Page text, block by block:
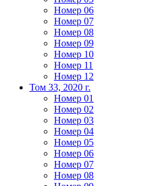
Номер 06
Номер 07
Номер 08
Номер 09
Номер 10
Номер 11
Номер 12
Том 33, 2020 г.
Номер 01
Номер 02
Номер 03
Номер 04
Номер 05
Номер 06
Номер 07
Номер 08